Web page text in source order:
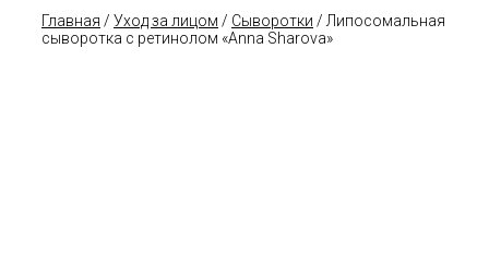
Главная / Уход за лицом / Сыворотки / Липосомальная
сыворотка с ретинолом «Anna Sharova»